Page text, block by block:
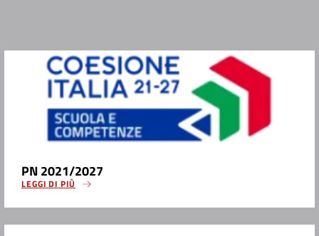
PN 2021/2027
LEGGI DI PIÙ